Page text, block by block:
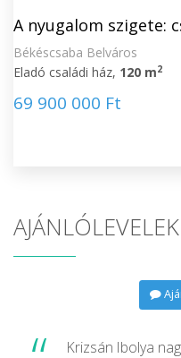
A nyugalom szigete:
Békéscsaba Belváros
Eladó családi ház, 120 m2
69 900 000 Ft
AJÁNLÓLEVELEK
Krizsán Ibolya